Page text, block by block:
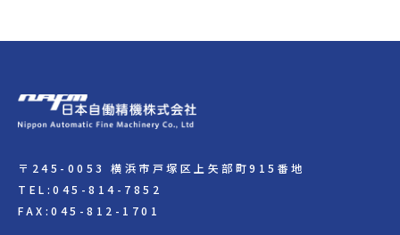
〒245-0053 横浜市戸塚区上矢部町915番地
TEL:045-814-7852
FAX:045-812-1701